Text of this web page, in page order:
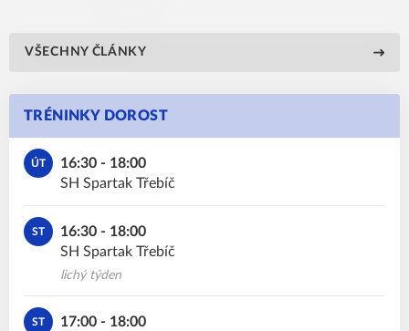
VŠECHNY ČLÁNKY
TRÉNINKY DOROST
ÚT
16:30 - 18:00
SH Spartak Třebíč
ST
16:30 - 18:00
SH Spartak Třebíč
lichý týden
ST
17:00 - 18:00